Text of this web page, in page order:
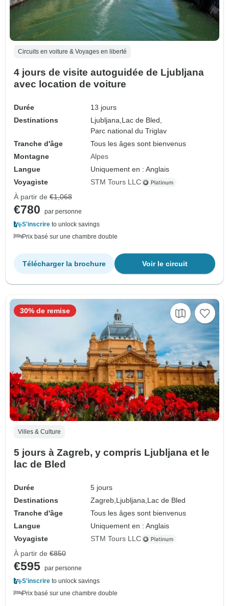
Circuits en voiture & Voyages en liberté
4 jours de visite autoguidée de Ljubljana
avec location de voiture
Durée
13 jours
Destinations
Ljubljana,Lac de Bled,
Parc national du Triglav
Tranche d'âge
Tous les âges sont bienvenus
Montagne
Alpes
Langue
Uniquement en : Anglais
Voyagiste
STM Tours LLC
À partir de €1,068
€780
par personne
S'inscrire to unlock savings
Prix basé sur une chambre double
Voir le circuit
Télécharger la brochure
Villes & Culture
5 jours à Zagreb, y compris Ljubljana et le
lac de Bled
Durée
5 jours
Destinations
Zagreb,Ljubljana,Lac de Bled
Tranche d'âge
Tous les âges sont bienvenus
Langue
Uniquement en : Anglais
Voyagiste
STM Tours LLC
30% de remise
À partir de €850
€595 par personne
S'inscrire to unlock savings
Prix basé sur une chambre double